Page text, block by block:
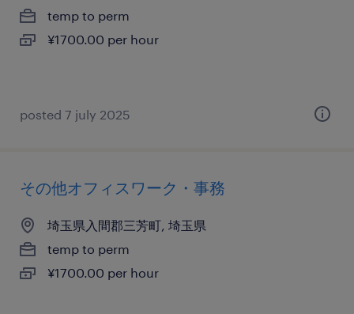
temp to perm
¥1700.00 per hour
posted 7 july 2025
その他オフィスワーク・事務
埼玉県入間郡三芳町, 埼玉県
temp to perm
¥1700.00 per hour